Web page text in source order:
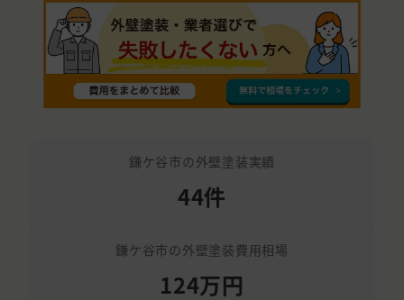
鎌ケ谷市の外壁塗装実績
44件
鎌ケ谷市の外壁塗装費用相場
124万円